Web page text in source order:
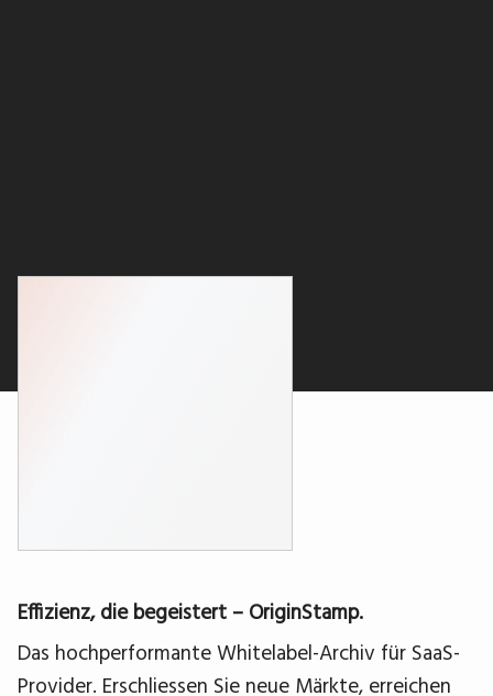
Effizienz, die begeistert – OriginStamp.
Das hochperformante Whitelabel-Archiv für SaaS-
Provider. Erschliessen Sie neue Märkte, erreichen